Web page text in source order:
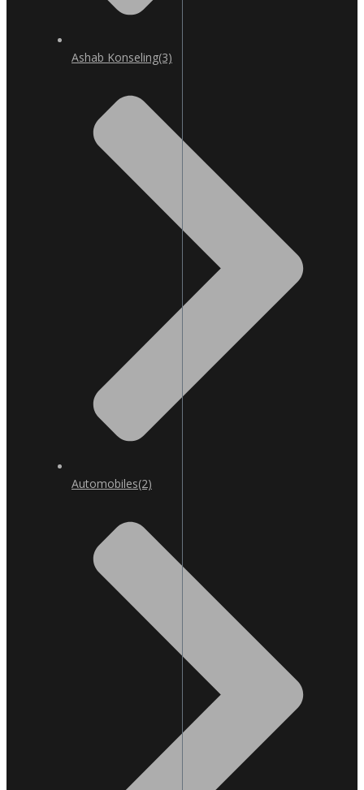
Ashab Konseling(3)
Automobiles(2)